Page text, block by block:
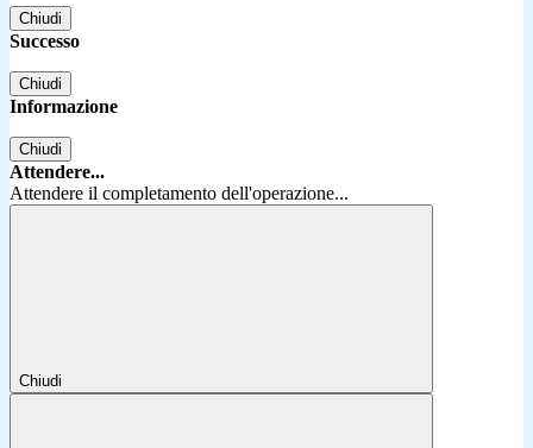
Chiudi
Successo
Chiudi
Informazione
Chiudi
Attendere...
Attendere il completamento dell'operazione...
Chiudi